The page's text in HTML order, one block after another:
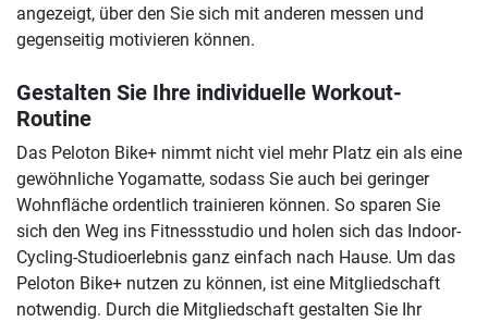
angezeigt, über den Sie sich mit anderen messen und
gegenseitig motivieren können.
Gestalten Sie Ihre individuelle Workout-
Routine
Das Peloton Bike+ nimmt nicht viel mehr Platz ein als eine
gewöhnliche Yogamatte, sodass Sie auch bei geringer
Wohnfläche ordentlich trainieren können. So sparen Sie
sich den Weg ins Fitnessstudio und holen sich das Indoor-
Cycling-Studioerlebnis ganz einfach nach Hause. Um das
Peloton Bike+ nutzen zu können, ist eine Mitgliedschaft
notwendig. Durch die Mitgliedschaft gestalten Sie Ihr